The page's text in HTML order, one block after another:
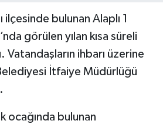
ilçesinde bulunan Alaplı 1
görülen yılan kısa süreli
ihbarı üzerine
İtfaiye Müdürlüğü
ocağında bulunan